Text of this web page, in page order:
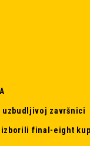
uzbudljivoj završnici
final-eight